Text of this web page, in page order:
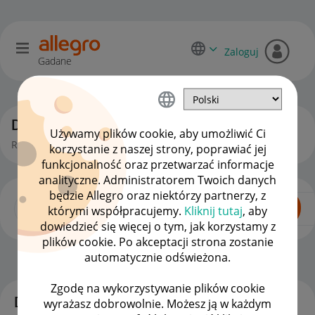
Używamy plików cookie, aby umożliwić Ci
korzystanie z naszej strony, poprawiać jej
funkcjonalność oraz przetwarzać informacje
analityczne. Administratorem Twoich danych
będzie Allegro oraz niektórzy partnerzy, z
którymi współpracujemy. Kliknij tutaj, aby
dowiedzieć się więcej o tym, jak korzystamy z
plików cookie. Po akceptacji strona zostanie
automatycznie odświeżona.
Zgodę na wykorzystywanie plików cookie
wyrażasz dobrowolnie. Możesz ją w każdym
Gadane
Zaloguj
Dyskusje kupujących
Rozmowy, pytania i pomysły kupujących na Allegro.
Dla Kupujących
Dyskusje